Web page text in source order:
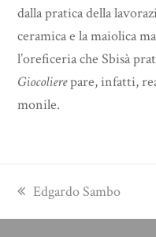
dalla pratica della
ceramica e la maiolica
l’oreficeria che Sbisà
Giocolierepare, infatti,
monile.
previous
Edgardo Sambo